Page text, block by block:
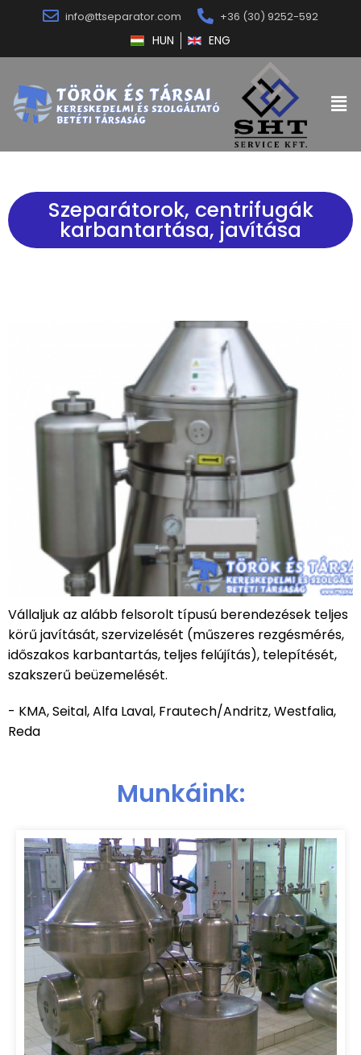
info@ttseparator.com +36 (30) 9252-592
HUN ENG
Szeparátorok, centrifugák
karbantartása, javítása
Vállaljuk az alább felsorolt típusú berendezések teljes
körű javítását, szervizelését (műszeres rezgésmérés,
időszakos karbantartás, teljes felújítás), telepítését,
szakszerű beüzemelését.
- KMA, Seital, Alfa Laval, Frautech/Andritz, Westfalia,
Reda
Munkáink: